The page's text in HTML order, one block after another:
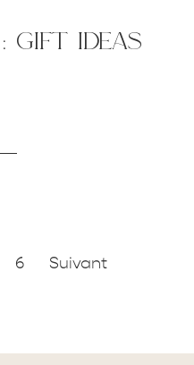
gift ideas
6 Suivant